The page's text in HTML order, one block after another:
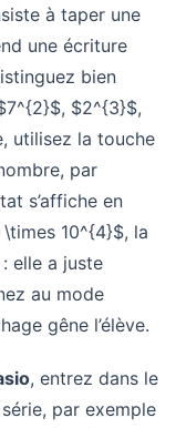
à taper une
une écriture
bien
$2^{3}$,
utilisez la touche
par
s’affiche en
10^{4}$, la
elle a juste
au mode
gêne l’élève.
, entrez dans le
par exemple